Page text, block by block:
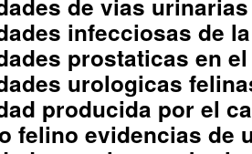
de vias
infecciosas de
prostaticas en
urologicas
producida por el
felino evidencias de